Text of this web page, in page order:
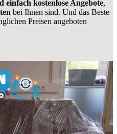
einfach kostenlose Angebote,
bei Ihnen sind. Und das Beste
Preisen angeboten